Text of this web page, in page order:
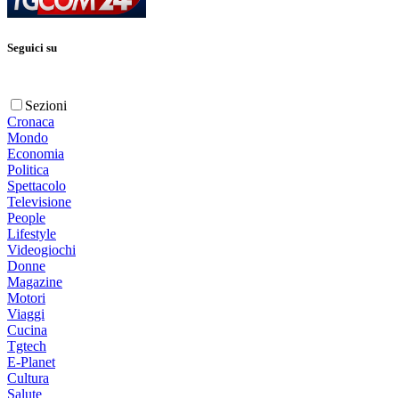
Seguici su
Sezioni
Cronaca
Mondo
Economia
Politica
Spettacolo
Televisione
People
Lifestyle
Videogiochi
Donne
Magazine
Motori
Viaggi
Cucina
Tgtech
E-Planet
Cultura
Salute